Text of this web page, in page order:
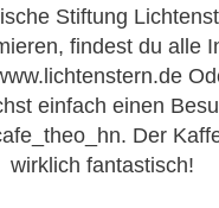
Stiftung
findest du alle
einfach einen
Der
wirklich fantastisch!